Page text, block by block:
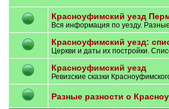
Красноуфимский уезд
Вся информация по уезду.
Красноуфимский уезд:
Церкви и даты их постройки.
Красноуфимский уезд
Ревизские сказки
Разные разности о